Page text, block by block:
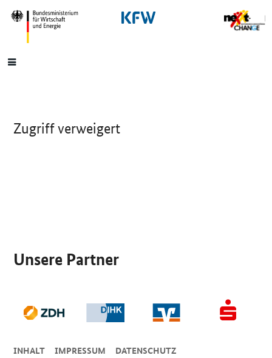
SrOnlyNavigation
Hauptmenü
Zugriff verweigert
Unsere Partner
INHALT IMPRESSUM
DA­TEN­SCHUTZ